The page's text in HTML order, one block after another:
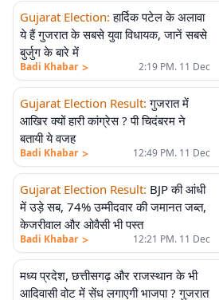
Gujarat Election: हार्दिक पटेल के अलावा
ये हैं गुजरात के सबसे युवा विधायक, जानें सबसे
बुर्जुग के बारे में
Badi Khabar > 2:19 PM. 11 Dec
Gujarat Election Result: गुजरात में
आखिर क्यों हारी कांग्रेस ? पी चिदंबरम ने
बतायी ये वजह
Badi Khabar > 12:49 PM. 11 Dec
Gujarat Election Result: BJP की आंधी
में उड़े सब, 74% उम्मीदवार की जमानत जब्त,
केजरीवाल और ओवैसी भी पस्त
Badi Khabar > 12:21 PM. 11 Dec
मध्य प्रदेश, छत्तीसगढ़ और राजस्थान के भी
आदिवासी वोट में सेंध लगाएगी भाजपा ? गुजरात